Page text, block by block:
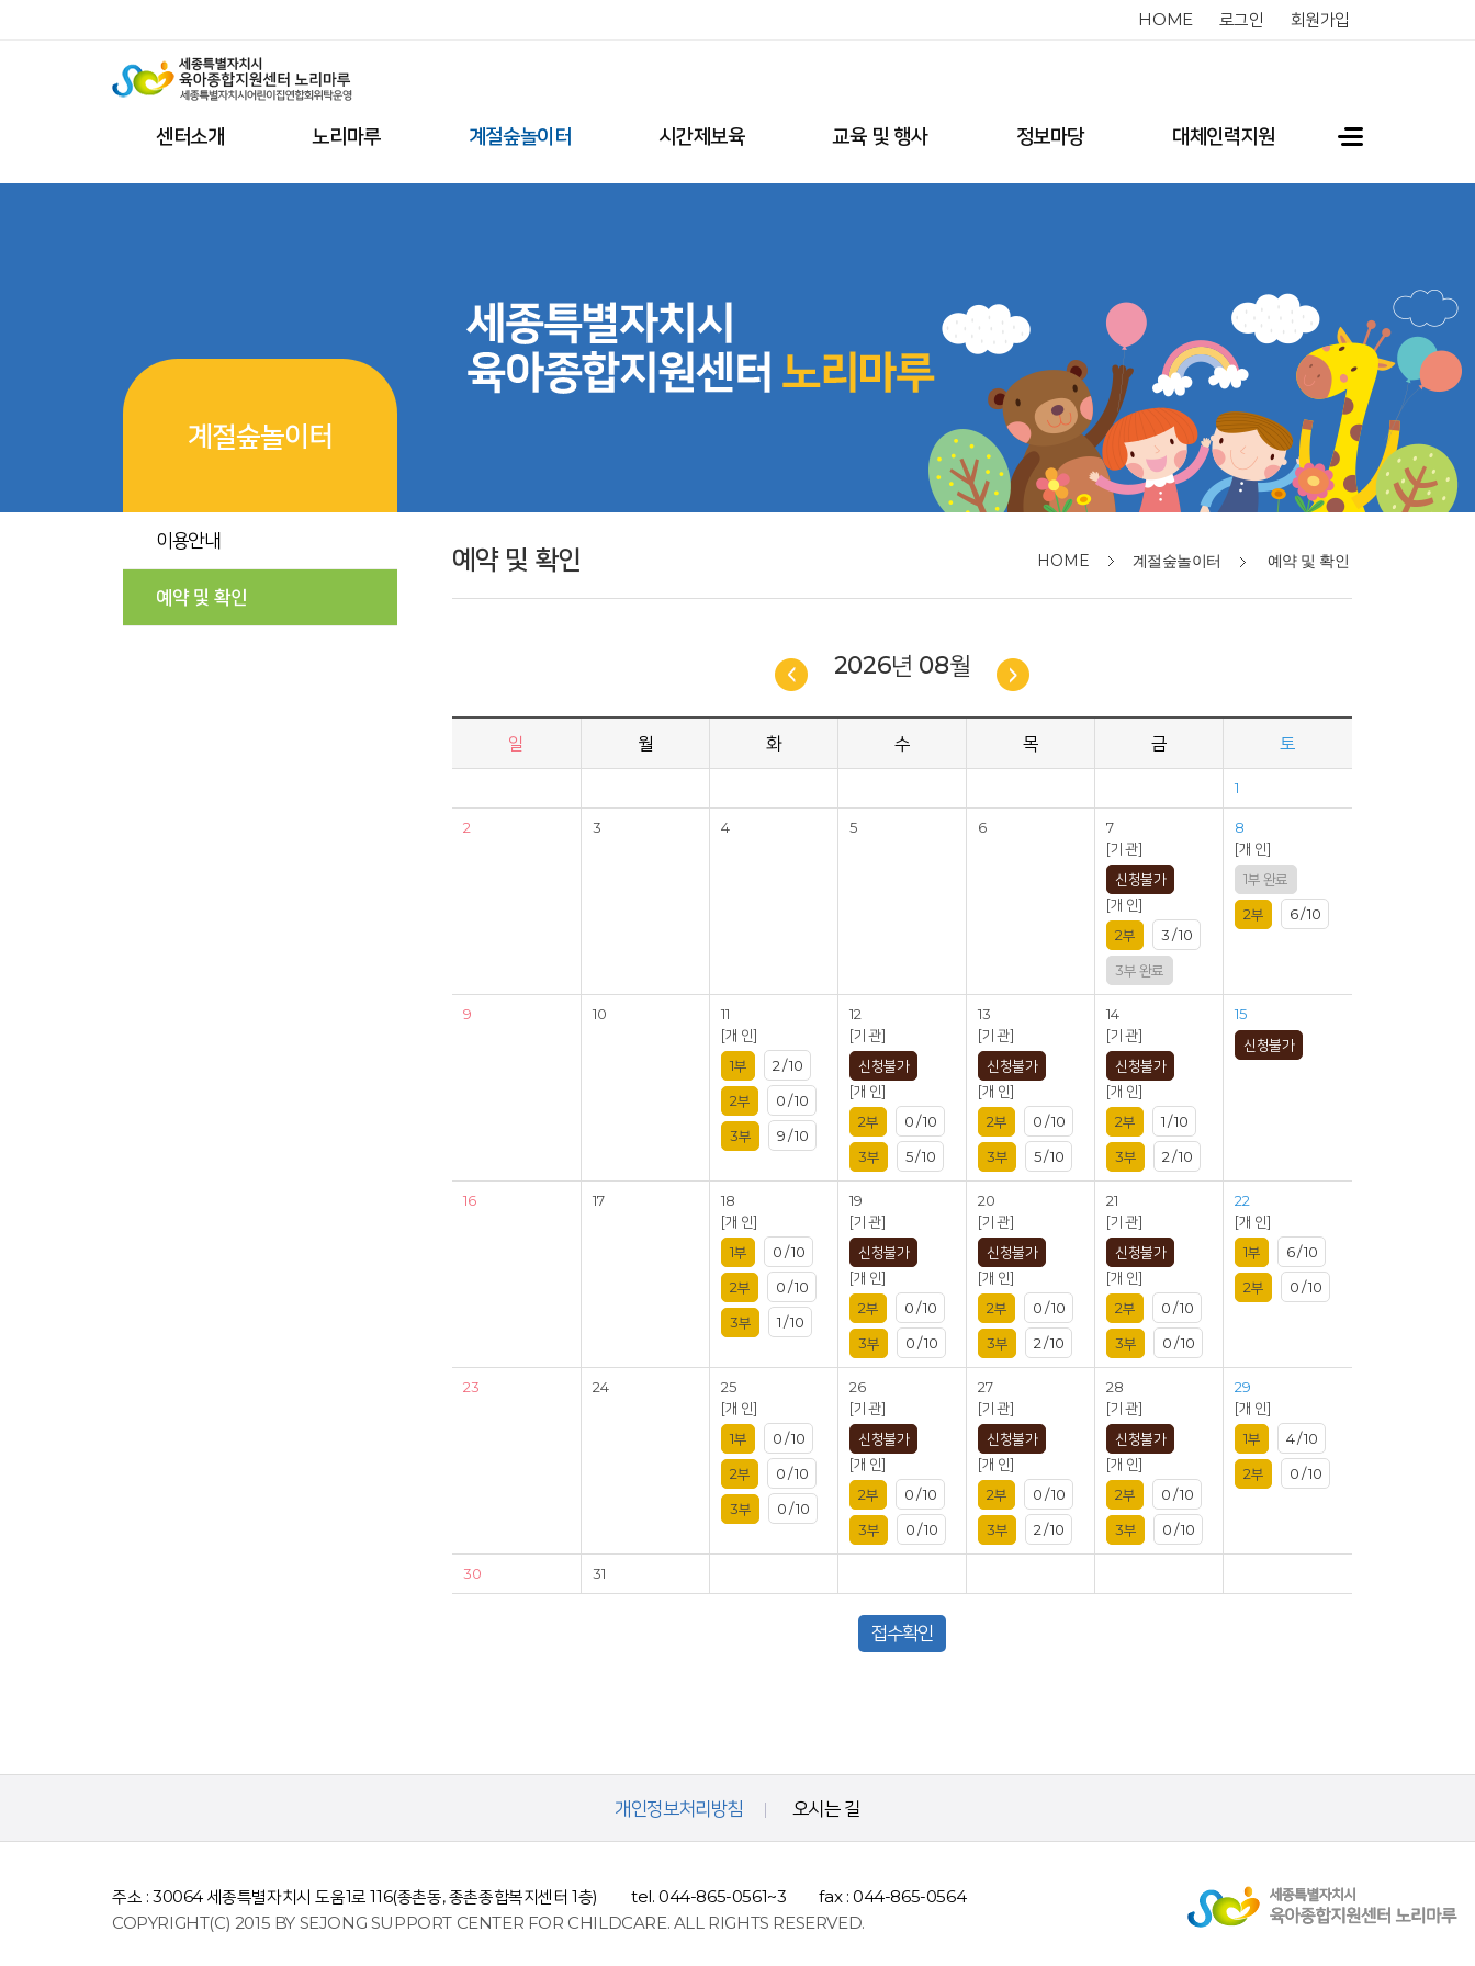
HOME 로그인 회원가입
센터소개 노리마루 계절숲놀이터 시간제보육 교육 및 행사 정보마당 대체인력지원
계절숲놀이터
이용안내
예약 및 확인
예약 및 확인 HOME 계절숲놀이터 예약 및 확인
2026년 08월
일 월 화 수 목 금 토
1
2 3 4 5 6
7
[기 관]
신청불가
[개 인]
2부
3 / 10
3부 완료
8
[개 인]
1부 완료
2부
6 / 10
9 10
11
[개 인]
1부
2 / 10
2부
0 / 10
3부
9 / 10
12
[기 관]
신청불가
[개 인]
2부
0 / 10
3부
5 / 10
13
[기 관]
신청불가
[개 인]
2부
0 / 10
3부
5 / 10
14
[기 관]
신청불가
[개 인]
2부
1 / 10
3부
2 / 10
15
신청불가
16 17
18
[개 인]
1부
0 / 10
2부
0 / 10
3부
1 / 10
19
[기 관]
신청불가
[개 인]
2부
0 / 10
3부
0 / 10
20
[기 관]
신청불가
[개 인]
2부
0 / 10
3부
2 / 10
21
[기 관]
신청불가
[개 인]
2부
0 / 10
3부
0 / 10
22
[개 인]
1부
6 / 10
2부
0 / 10
23 24
25
[개 인]
1부
0 / 10
2부
0 / 10
3부
0 / 10
26
[기 관]
신청불가
[개 인]
2부
0 / 10
3부
0 / 10
27
[기 관]
신청불가
[개 인]
2부
0 / 10
3부
2 / 10
28
[기 관]
신청불가
[개 인]
2부
0 / 10
3부
0 / 10
29
[개 인]
1부
4 / 10
2부
0 / 10
30 31
접수확인
개인정보처리방침 오시는 길
주소 : 30064 세종특별자치시 도움1로 116(종촌동, 종촌종합복지센터 1층) tel. 044-865-0561~3
fax : 044-865-0564
COPYRIGHT(C) 2015 BY SEJONG SUPPORT CENTER FOR CHILDCARE. ALL RIGHTS RESERVED.